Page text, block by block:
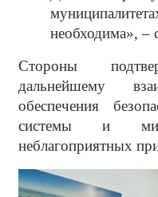
необходима», –
Стороны
дальнейшему
обеспечения
системы и
неблагоприятных